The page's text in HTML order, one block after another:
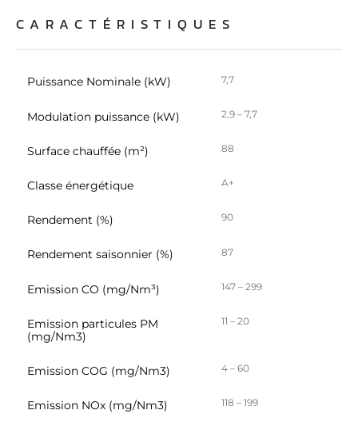
CARACTÉRISTIQUES
Puissance Nominale (kW) 7,7
Modulation puissance (kW) 2,9 – 7,7
Surface chauffée (m²) 88
Classe énergétique A+
Rendement (%) 90
Rendement saisonnier (%) 87
Emission CO (mg/Nm³) 147 – 299
Emission particules PM
(mg/Nm3)
11 – 20
Emission COG (mg/Nm3) 4 – 60
Emission NOx (mg/Nm3) 118 – 199